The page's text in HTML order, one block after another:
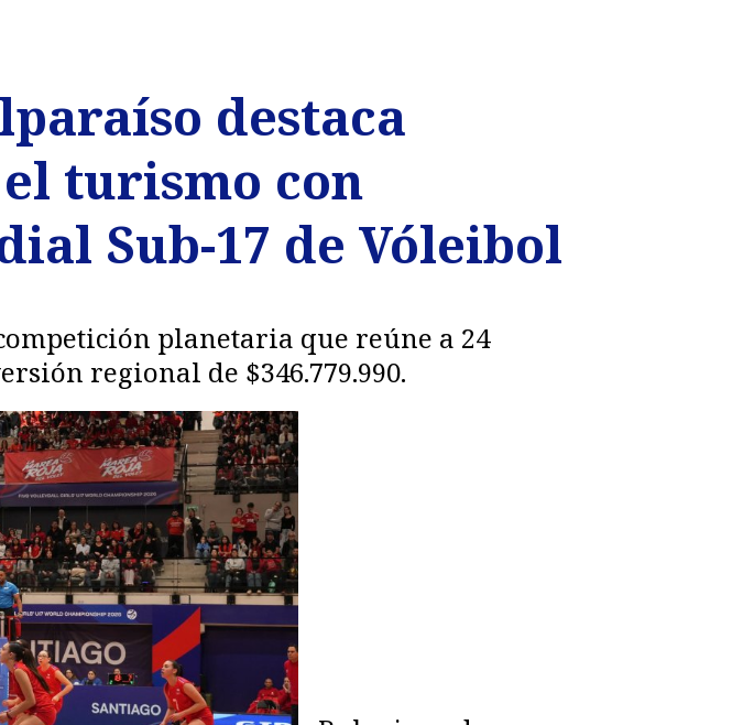
destaca
turismo con
Sub-17 de Vóleibol
planetaria que reúne a 24
regional de $346.779.990.